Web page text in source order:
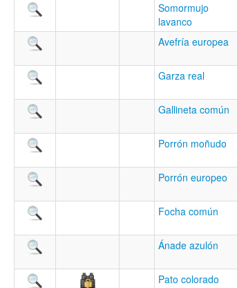
Somormujo
lavanco
Avefría europea
Garza real
Gallineta común
Porrón moñudo
Porrón europeo
Focha común
Ánade azulón
Pato colorado